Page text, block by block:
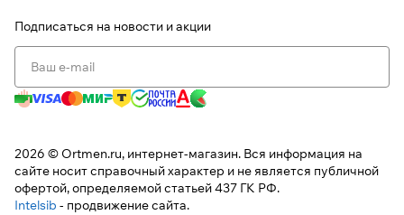
Подписаться на новости и акции
2026 © Ortmen.ru, интернет-магазин. Вся информация на
сайте носит справочный характер и не является публичной
офертой, определяемой статьей 437 ГК РФ.
Intelsib - продвижение сайта.